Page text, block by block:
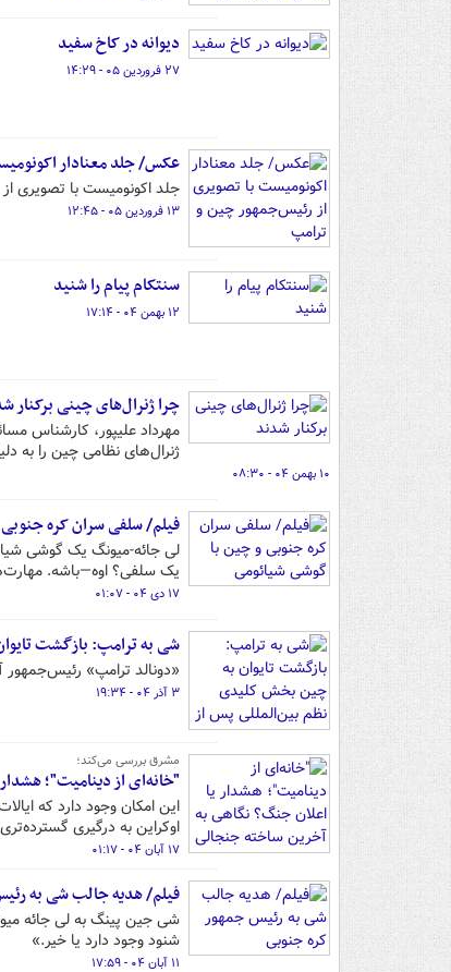
دیوانه در کاخ سفید
۲۷ فروردین ۰۵ - ۱۴:۲۹
عکس/ جلد معنادار
جلد اکونومیست با تصویری
۱۳ فروردین ۰۵ - ۱۲:۴۵
سنتکام پیام را شنید
۱۲ بهمن ۰۴ - ۱۷:۱۴
چرا ژنرال‌های چینی برکنار
ژنرال‌های نظامی چین را به
۱۰ بهمن ۰۴ - ۰۸:۳۰
فیلم/ سلفی سران کره
لی جائه-میونگ یک گوشی
یک سلفی؟ اوه—باشه.
۱۷ دی ۰۴ - ۰۱:۰۷
شی به ترامپ: بازگشت
«دونالد ترامپ»
۳ آذر ۰۴ - ۱۹:۳۴
مشرق بررسی می‌کند؛
"خانه‌ای از دینامیت"؛
این امکان وجود دارد که
اوکراین به درگیری
۱۷ آبان ۰۴ - ۰۱:۱۷
فیلم/ هدیه جالب شی به
شی جین پینگ به لی جائه
شنود وجود دارد یا خیر.»
۱۱ آبان ۰۴ - ۱۷:۵۹